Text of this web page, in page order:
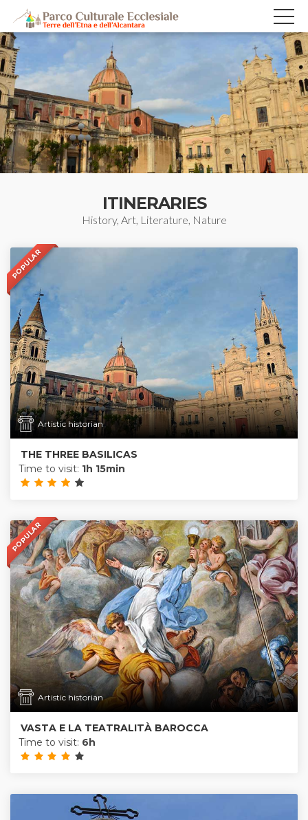
ITINERARIES
History, Art, Literature, Nature
POPULAR
Artistic historian
THE THREE BASILICAS
Time to visit: 1h 15min
POPULAR
Artistic historian
VASTA E LA TEATRALITÀ BAROCCA
Time to visit: 6h